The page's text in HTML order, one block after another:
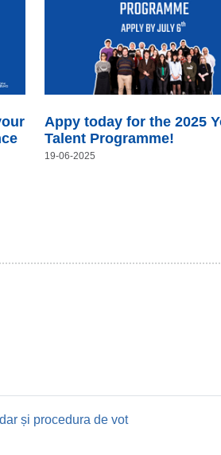
Appy today for the 2025
Talent Programme!
19-06-2025
și procedura de vot
și procedura de vot